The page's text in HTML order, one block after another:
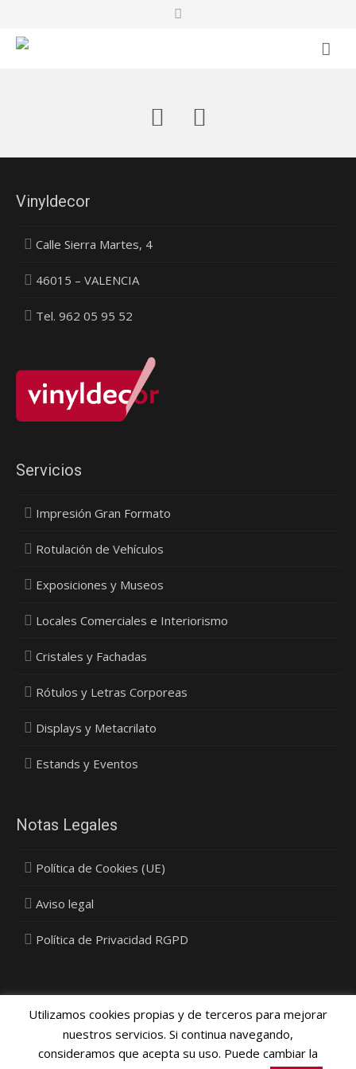
PROYECTOS
NOSOTROS
CONTACTO
BLOG
Vinyldecor
Calle Sierra Martes, 4
46015 – VALENCIA
Tel. 962 05 95 52
Servicios
Impresión Gran Formato
Rotulación de Vehículos
Exposiciones y Museos
Locales Comerciales e Interiorismo
Cristales y Fachadas
Rótulos y Letras Corporeas
Displays y Metacrilato
Estands y Eventos
Notas Legales
Política de Cookies (UE)
Aviso legal
Política de Privacidad RGPD
Política Privacidad, Cookies y Protección de Datos- © 2015
Utilizamos cookies propias y de terceros para mejorar
nuestros servicios. Si continua navegando,
consideramos que acepta su uso. Puede cambiar la